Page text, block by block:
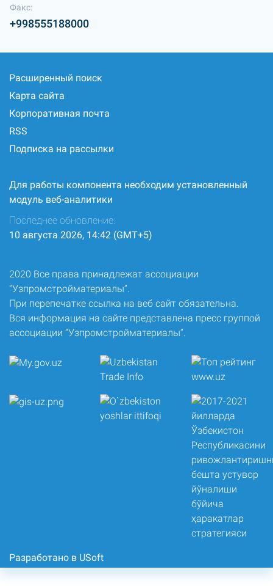
Факс:
+998555188000
Расширенный поиск
Карта сайта
Корпоративная почта
RSS
Подписка на рассылки
Для работы компонента необходим установленный
модуль веб-аналитики
Последнее обновление:
10 августа 2026, 14:42 (GMT+5)
2020 Все права принадлежат ассоциации
“Узпромстройматериалы”.
При перепечатке ссылка на веб сайт обязательна.
Вся информация на сайте представлена пресс группой
ассоциации “Узпромстройматериалы”.
Разработано в USoft